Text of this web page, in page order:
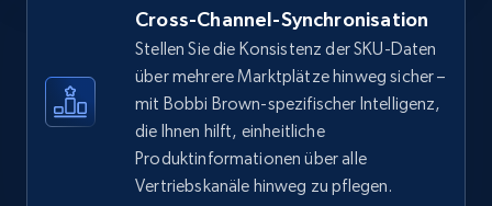
eBay - Gather data on products using
specified keywords
URL, Product id, Title, Seller name, Seller rating,
Seller reviews, Breadcrumbs, Root category, and
Cross-Channel-Synchronisation
Stellen Sie die Konsistenz der SKU-Daten
über mehrere Marktplätze hinweg sicher –
mit Bobbi Brown-spezifischer Intelligenz,
die Ihnen hilft, einheitliche
Produktinformationen über alle
Vertriebskanäle hinweg zu pflegen.